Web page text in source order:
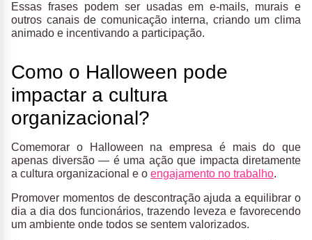
Essas frases podem ser usadas em e-mails, murais e
outros canais de comunicação interna, criando um clima
animado e incentivando a participação.
Como o Halloween pode
impactar a cultura
organizacional?
Comemorar o Halloween na empresa é mais do que
apenas diversão — é uma ação que impacta diretamente
a cultura organizacional e o engajamento no trabalho.
Promover momentos de descontração ajuda a equilibrar o
dia a dia dos funcionários, trazendo leveza e favorecendo
um ambiente onde todos se sentem valorizados.